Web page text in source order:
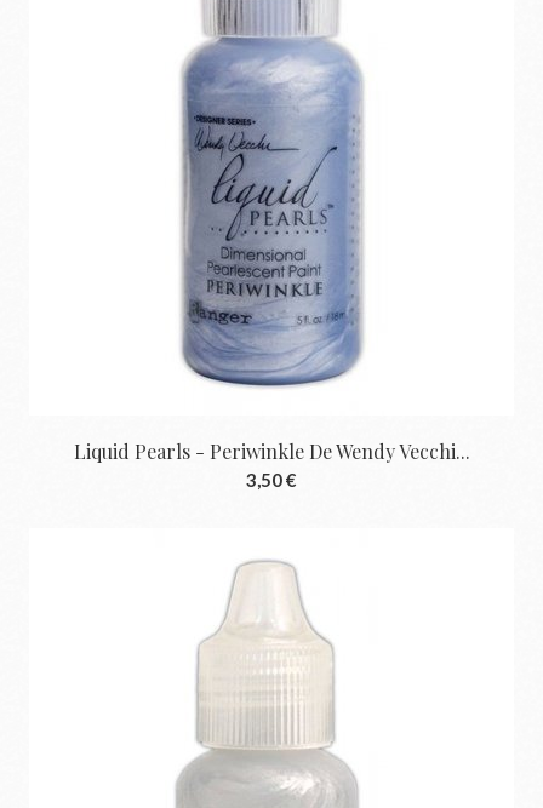
Liquid Pearls - Periwinkle De Wendy Vecchi...
3,50 €